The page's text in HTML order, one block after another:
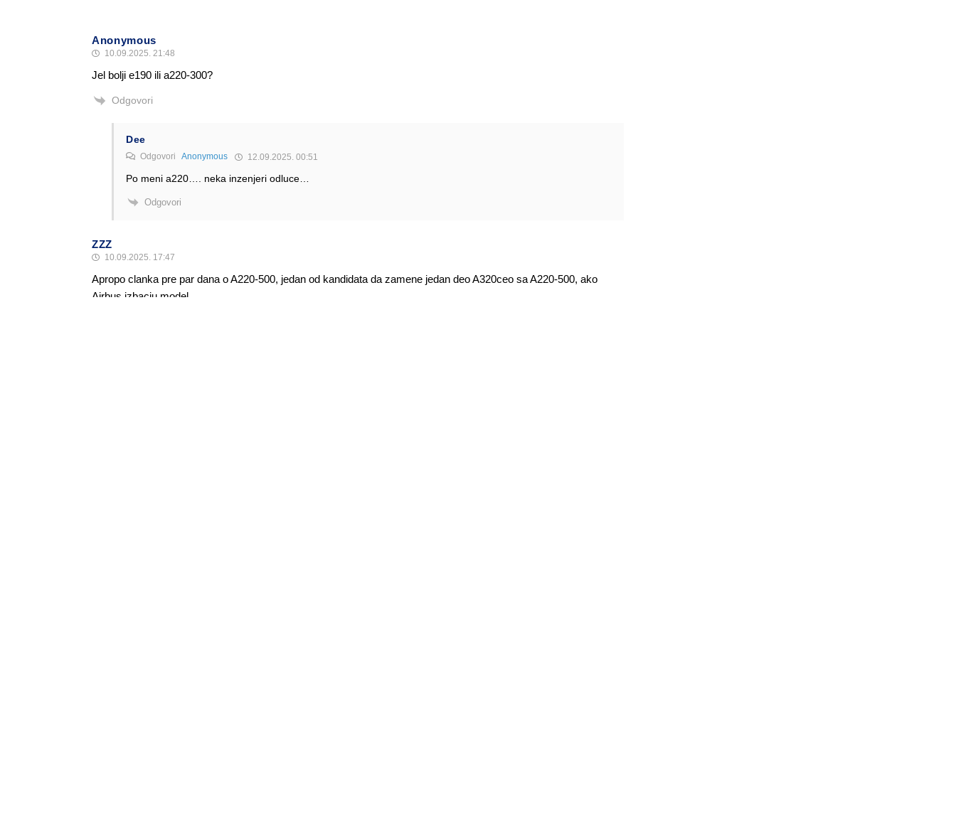
Anonymous
10.09.2025. 21:48
Jel bolji e190 ili a220-300?
Odgovori
Dee
Odgovori Anonymous 12.09.2025. 00:51
Po meni a220…. neka inzenjeri odluce…
Odgovori
ZZZ
10.09.2025. 17:47
Apropo clanka pre par dana o A220-500, jedan od kandidata da zamene jedan deo A320ceo sa A220-500, ako
Airbus izbaciu model